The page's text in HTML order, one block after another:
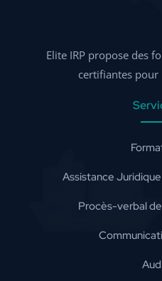
Elite IRP propose des
certifiantes pour
Assistance
Procès-verbal